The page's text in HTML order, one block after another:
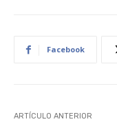
Facebook
ARTÍCULO ANTERIOR